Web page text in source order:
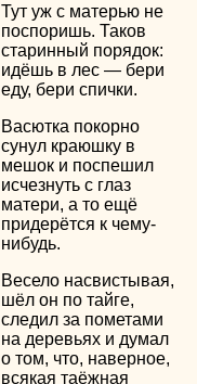
Тут уж с матерью не
поспоришь. Таков
старинный порядок:
идёшь в лес — бери
еду, бери спички.
Васютка покорно
сунул краюшку в
мешок и поспешил
исчезнуть с глаз
матери, а то ещё
придерётся к чему-
нибудь.
Весело насвистывая,
шёл он по тайге,
следил за пометами
на деревьях и думал
о том, что, наверное,
всякая таёжная